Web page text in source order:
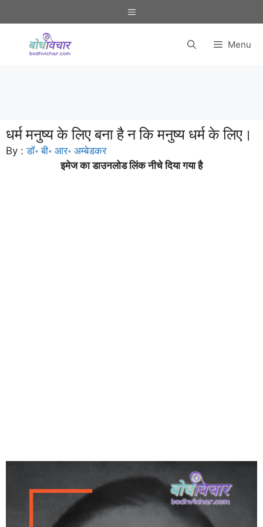
to
Menu
Menu
धर्म मनुष्य के लिए बना है न कि मनुष्य धर्म के लिए।
By :डॉ॰ बी॰ आर॰ अम्बेडकर
इमेज का डाउनलोड लिंक नीचे दिया गया है